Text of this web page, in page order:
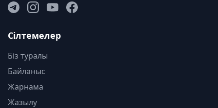
Сілтемелер
Біз туралы
Байланыс
Жарнама
Жазылу